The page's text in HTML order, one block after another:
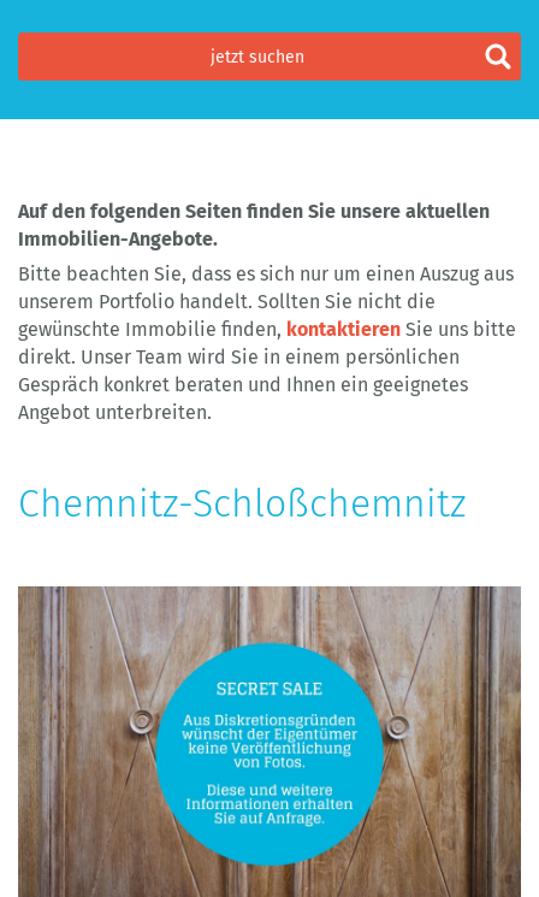
Auf den folgenden Seiten finden Sie unsere aktuellen
Immobilien-Angebote.
Bitte beachten Sie, dass es sich nur um einen Auszug aus
unserem Portfolio handelt. Sollten Sie nicht die
gewünschte Immobilie finden, kontaktieren Sie uns bitte
direkt. Unser Team wird Sie in einem persönlichen
Gespräch konkret beraten und Ihnen ein geeignetes
Angebot unterbreiten.
Chemnitz-Schloßchemnitz